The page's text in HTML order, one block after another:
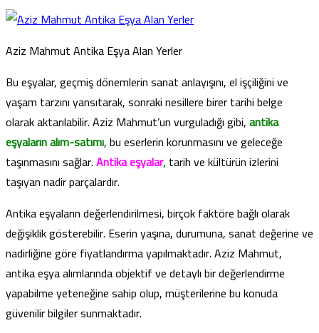
Aziz Mahmut Antika Eşya Alan Yerler
Bu eşyalar, geçmiş dönemlerin sanat anlayışını, el işçiliğini ve
yaşam tarzını yansıtarak, sonraki nesillere birer tarihi belge
olarak aktarılabilir. Aziz Mahmut’un vurguladığı gibi,antika
eşyaların alım-satımı, bu eserlerin korunmasını ve geleceğe
taşınmasını sağlar.Antika eşyalar, tarih ve kültürün izlerini
taşıyan nadir parçalardır.
Antika eşyaların değerlendirilmesi, birçok faktöre bağlı olarak
değişiklik gösterebilir. Eserin yaşına, durumuna, sanat değerine ve
nadirliğine göre fiyatlandırma yapılmaktadır. Aziz Mahmut,
antika eşya alımlarında objektif ve detaylı bir değerlendirme
yapabilme yeteneğine sahip olup, müşterilerine bu konuda
güvenilir bilgiler sunmaktadır.